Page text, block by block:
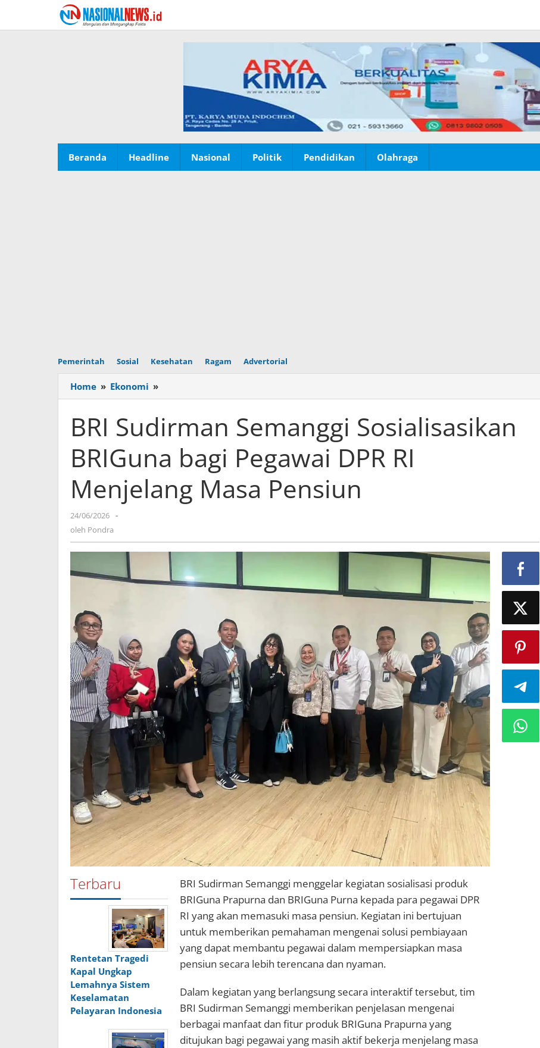
konten
Beranda Headline Nasional Politik Pendidikan Olahraga
Pemerintah Sosial Kesehatan Ragam Advertorial
Home » Ekonomi »
Sudirman
Sosialisasikan
BRIGuna
bagi
Pegawai
RI
Menjelang
BRI Sudirman Semanggi Sosialisasikan
BRIGuna bagi Pegawai DPR RI
Menjelang Masa Pensiun
24/06/2026 oleh
-
oleh Pondra
Terbaru
Rentetan Tragedi
Kapal Ungkap
Lemahnya Sistem
Keselamatan
Pelayaran Indonesia
BRI Sudirman Semanggi menggelar kegiatan sosialisasi produk
BRIGuna Prapurna dan BRIGuna Purna kepada para pegawai DPR
RI yang akan memasuki masa pensiun. Kegiatan ini bertujuan
untuk memberikan pemahaman mengenai solusi pembiayaan
yang dapat membantu pegawai dalam mempersiapkan masa
pensiun secara lebih terencana dan nyaman.
Dalam kegiatan yang berlangsung secara interaktif tersebut, tim
BRI Sudirman Semanggi memberikan penjelasan mengenai
berbagai manfaat dan fitur produk BRIGuna Prapurna yang
ditujukan bagi pegawai yang masih aktif bekerja menjelang masa